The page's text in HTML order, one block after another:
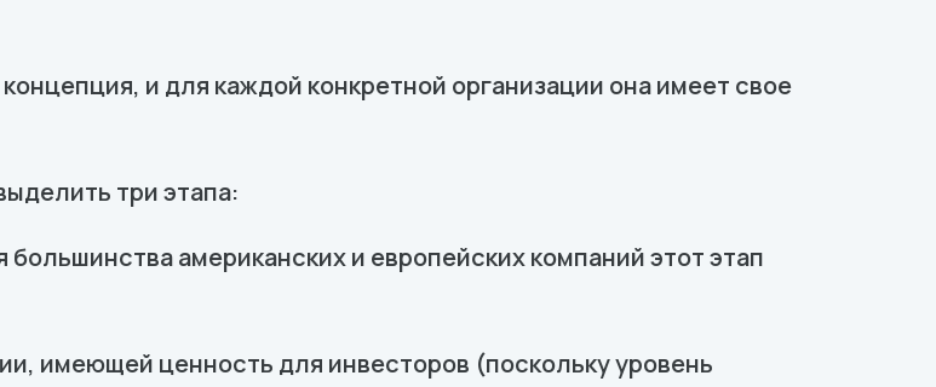
и для каждой конкретной организации она имеет свое
три этапа:
американских и европейских компаний этот этап
имеющей ценность для инвесторов (поскольку уровень